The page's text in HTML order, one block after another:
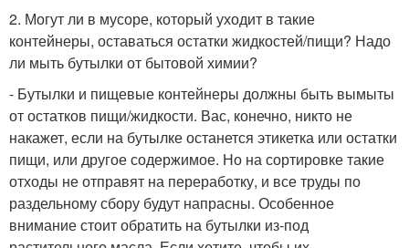
2. Могут ли в мусоре, который уходит в такие
контейнеры, оставаться остатки жидкостей/пищи? Надо
ли мыть бутылки от бытовой химии?
- Бутылки и пищевые контейнеры должны быть вымыты
от остатков пищи/жидкости. Вас, конечно, никто не
накажет, если на бутылке останется этикетка или остатки
пищи, или другое содержимое. Но на сортировке такие
отходы не отправят на переработку, и все труды по
раздельному сбору будут напрасны. Особенное
внимание стоит обратить на бутылки из-под